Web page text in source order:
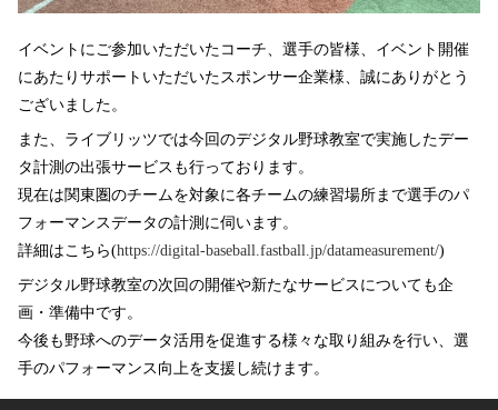
イベントにご参加いただいたコーチ、選手の皆様、イベント開催
にあたりサポートいただいたスポンサー企業様、誠にありがとう
ございました。
また、ライブリッツでは今回のデジタル野球教室で実施したデー
タ計測の出張サービスも行っております。
現在は関東圏のチームを対象に各チームの練習場所まで選手のパ
フォーマンスデータの計測に伺います。
詳細はこちら(https://digital-baseball.fastball.jp/datameasurement/)
デジタル野球教室の次回の開催や新たなサービスについても企
画・準備中です。
今後も野球へのデータ活用を促進する様々な取り組みを行い、選
手のパフォーマンス向上を支援し続けます。